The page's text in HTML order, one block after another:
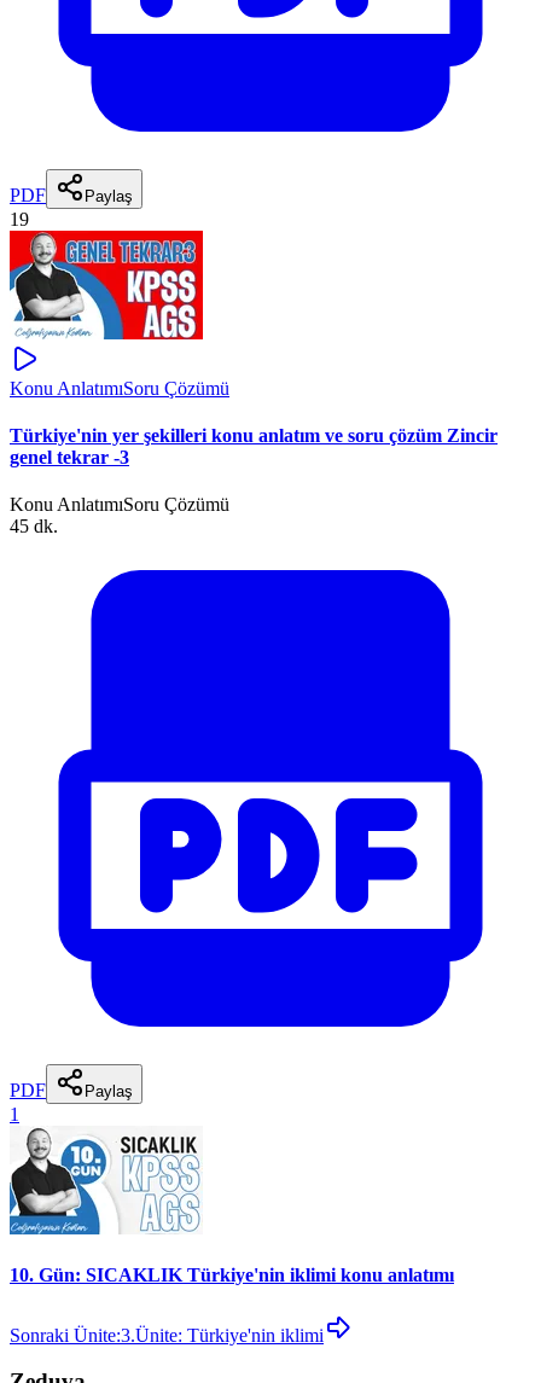
PDF Paylaş
19
Konu AnlatımıSoru Çözümü
Türkiye'nin yer şekilleri konu anlatım ve soru çözüm Zincir
genel tekrar -3
Konu AnlatımıSoru Çözümü
45 dk.
PDF Paylaş
1
10. Gün: SICAKLIK Türkiye'nin iklimi konu anlatımı
Sonraki Ünite:3.Ünite: Türkiye'nin iklimi